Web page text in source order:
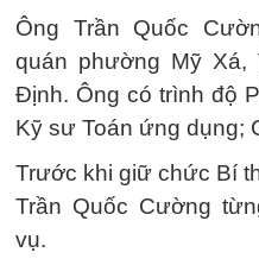
Ông Trần Quốc
quán phường Mỹ Xá,
Định. Ông có trình độ
Kỹ sư Toán ứng dụng;
Trước khi giữ chức Bí
Trần Quốc Cường
vụ.